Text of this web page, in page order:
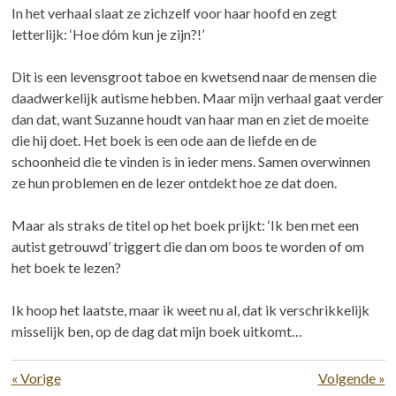
In het verhaal slaat ze zichzelf voor haar hoofd en zegt
letterlijk: ‘Hoe dóm kun je zijn?!’
Dit is een levensgroot taboe en kwetsend naar de mensen die
daadwerkelijk autisme hebben. Maar mijn verhaal gaat verder
dan dat, want Suzanne houdt van haar man en ziet de moeite
die hij doet. Het boek is een ode aan de liefde en de
schoonheid die te vinden is in ieder mens. Samen overwinnen
ze hun problemen en de lezer ontdekt hoe ze dat doen.
Maar als straks de titel op het boek prijkt: ‘Ik ben met een
autist getrouwd’ triggert die dan om boos te worden of om
het boek te lezen?
Ik hoop het laatste, maar ik weet nu al, dat ik verschrikkelijk
misselijk ben, op de dag dat mijn boek uitkomt…
« Vorige Volgende»